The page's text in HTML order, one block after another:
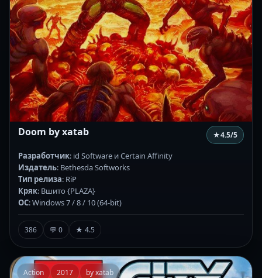
Doom by xatab ★4.5/5
Разработчик: id Software и Certain Affinity
Издатель: Bethesda Softworks
Тип релиза: RiP
Кряк: Вшито {PLAZA}
ОС: Windows 7 / 8 / 10 (64-bit)
386 💬 0 ★ 4.5
Action 2017 by xatab